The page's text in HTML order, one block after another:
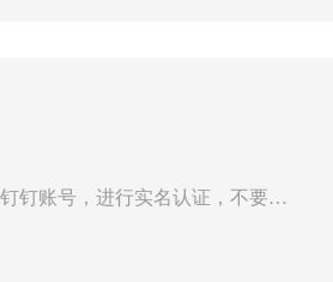
钉账号，进行实名认证，不要换
及时查看并确认。考生需进行实